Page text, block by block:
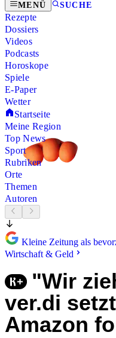
MENÜ SUCHE
Rezepte
Dossiers
Videos
Podcasts
Horoskope
Spiele
E-Paper
Wetter
Startseite
Meine Region
Top News
Sport
Rubriken
Orte
Themen
Autoren
Kleine Zeitung als
Wirtschaft & Geld
"Wir
ver.di
Amazon